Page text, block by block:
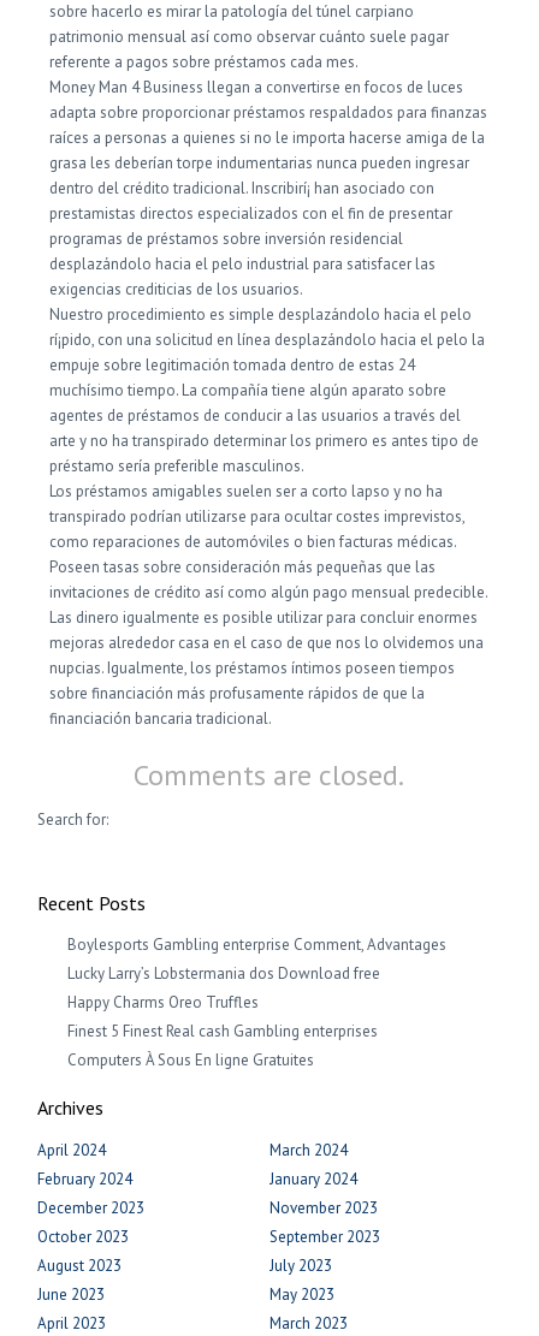
sobre hacerlo es mirar la patologí­a del túnel carpiano
patrimonio mensual así­ como observar cuánto suele pagar
referente a pagos sobre préstamos cada mes.
Money Man 4 Business llegan a convertirse en focos de luces
adapta sobre proporcionar préstamos respaldados para finanzas
raíces a personas a quienes si no le importa hacerse amiga de la
grasa les deberían torpe indumentarias nunca pueden ingresar
dentro del crédito tradicional. Inscribirí¡ han asociado con
prestamistas directos especializados con el fin de presentar
programas de préstamos sobre inversión residencial
desplazándolo hacia el pelo industrial para satisfacer las
exigencias crediticias de los usuarios.
Nuestro procedimiento es simple desplazándolo hacia el pelo
rí¡pido, con una solicitud en línea desplazándolo hacia el pelo la
empuje sobre legitimación tomada dentro de estas 24
muchísimo tiempo. La compañía tiene algún aparato sobre
agentes de préstamos de conducir a las usuarios a través del
arte y no ha transpirado determinar los primero es antes tipo de
préstamo serí­a preferible masculinos.
Los préstamos amigables suelen ser a corto lapso y no ha
transpirado podrían utilizarse para ocultar costes imprevistos,
como reparaciones de automóviles o bien facturas médicas.
Poseen tasas sobre consideración más pequeñas que las
invitaciones de crédito así­ como algún pago mensual predecible.
Las dinero igualmente es posible utilizar para concluir enormes
mejoras alrededor casa en el caso de que nos lo olvidemos una
nupcias. Igualmente, los préstamos íntimos poseen tiempos
sobre financiación más profusamente rápidos de que la
financiación bancaria tradicional.
Comments are closed.
Search for:
Recent Posts
Boylesports Gambling enterprise Comment, Advantages
Lucky Larry’s Lobstermania dos Download free
Happy Charms Oreo Truffles
Finest 5 Finest Real cash Gambling enterprises
Computers À Sous En ligne Gratuites
Archives
April 2024
March 2024
February 2024
January 2024
December 2023
November 2023
October 2023
September 2023
August 2023
July 2023
June 2023
May 2023
April 2023
March 2023